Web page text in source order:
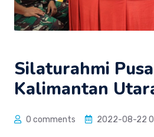
Silaturahmi
Kalimantan
0 comments 2022-08-22